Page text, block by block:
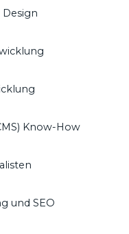
Know-How
und SEO